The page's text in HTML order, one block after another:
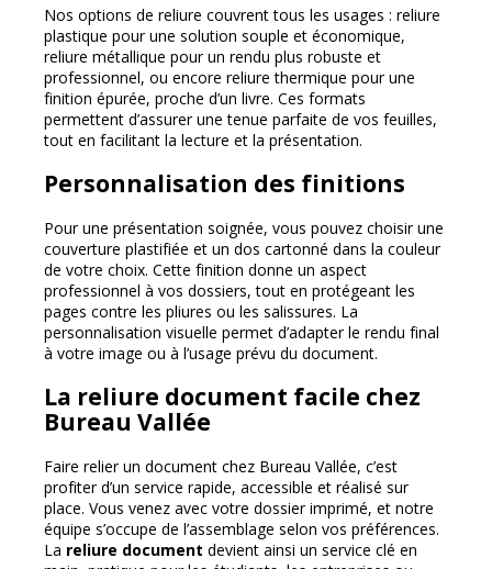
Nos options de reliure couvrent tous les usages : reliure
plastique pour une solution souple et économique,
reliure métallique pour un rendu plus robuste et
professionnel, ou encore reliure thermique pour une
finition épurée, proche d’un livre. Ces formats
permettent d’assurer une tenue parfaite de vos feuilles,
tout en facilitant la lecture et la présentation.
Personnalisation des finitions
Pour une présentation soignée, vous pouvez choisir une
couverture plastifiée et un dos cartonné dans la couleur
de votre choix. Cette finition donne un aspect
professionnel à vos dossiers, tout en protégeant les
pages contre les pliures ou les salissures. La
personnalisation visuelle permet d’adapter le rendu final
à votre image ou à l’usage prévu du document.
La reliure document facile chez
Bureau Vallée
Faire relier un document chez Bureau Vallée, c’est
profiter d’un service rapide, accessible et réalisé sur
place. Vous venez avec votre dossier imprimé, et notre
équipe s’occupe de l’assemblage selon vos préférences.
La reliure document devient ainsi un service clé en